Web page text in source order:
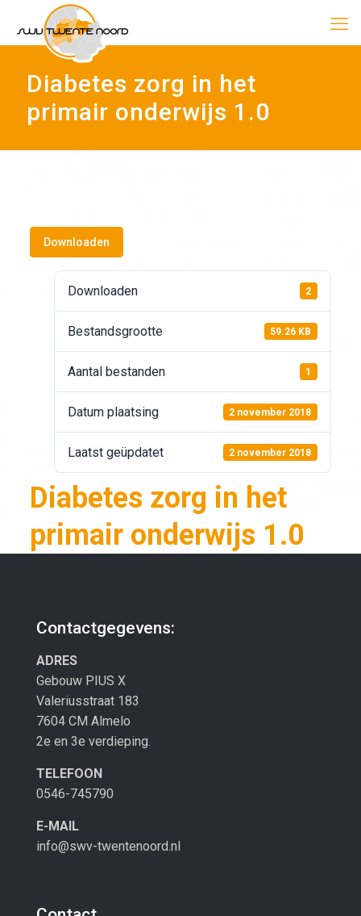
Diabetes zorg in het
primair onderwijs 1.0
Downloaden
Downloaden 2
Bestandsgrootte 59.26 KB
Aantal bestanden 1
Datum plaatsing 2 november 2018
Laatst geüpdatet 2 november 2018
Diabetes zorg in het
primair onderwijs 1.0
Contactgegevens:
ADRES
Gebouw PIUS X
Valeriusstraat 183
7604 CM Almelo
2e en 3e verdieping.
TELEFOON
0546-745790
E-MAIL
info@swv-twentenoord.nl